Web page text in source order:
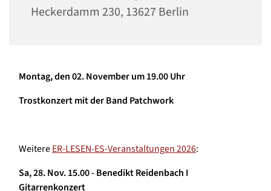
Heckerdamm 230, 13627 Berlin
Montag, den 02. November um19.00 Uhr
Trostkonzert mit der Band Patchwork
WeitereER-LESEN-ES-Veranstaltungen 2026:
Sa, 28. Nov. 15.00 - Benedikt Reidenbach I
Gitarrenkonzert